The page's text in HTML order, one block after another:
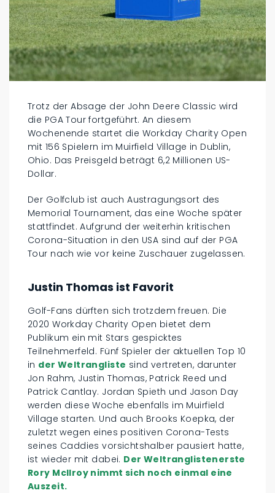
Trotz der Absage der John Deere Classic wird
die PGA Tour fortgeführt. An diesem
Wochenende startet die Workday Charity Open
mit 156 Spielern im Muirfield Village in Dublin,
Ohio. Das Preisgeld beträgt 6,2 Millionen US-
Dollar.
Der Golfclub ist auch Austragungsort des
Memorial Tournament, das eine Woche später
stattfindet. Aufgrund der weiterhin kritischen
Corona-Situation in den USA sind auf der PGA
Tour nach wie vor keine Zuschauer zugelassen.
Justin Thomas ist Favorit
Golf-Fans dürften sich trotzdem freuen. Die
2020 Workday Charity Open bietet dem
Publikum ein mit Stars gespicktes
Teilnehmerfeld. Fünf Spieler der aktuellen Top 10
in der Weltrangliste sind vertreten, darunter
Jon Rahm, Justin Thomas, Patrick Reed und
Patrick Cantlay. Jordan Spieth und Jason Day
werden diese Woche ebenfalls im Muirfield
Village starten. Und auch Brooks Koepka, der
zuletzt wegen eines positiven Corona-Tests
seines Caddies vorsichtshalber pausiert hatte,
ist wieder mit dabei. Der Weltranglistenerste
Rory McIlroy nimmt sich noch einmal eine
Auszeit.